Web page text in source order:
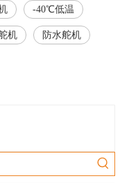
-40℃低温
机 防水舵机